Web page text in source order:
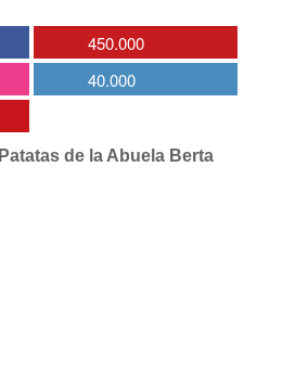
450.000
40.000
de la Abuela Berta